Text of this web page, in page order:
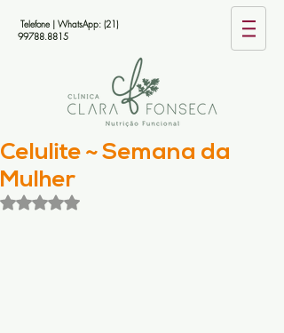
Telefone | WhatsApp: (21)
99788.8815
Celulite ~ Semana da
Mulher
Avaliado com NaN de 5 estrelas.